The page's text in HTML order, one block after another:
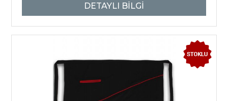
DETAYLI BİLGİ